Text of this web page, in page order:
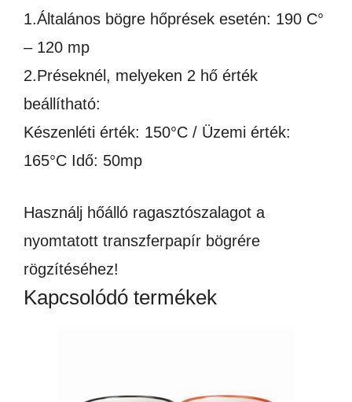
1.Általános bögre hőprések esetén: 190 C°
– 120 mp
2.Préseknél, melyeken 2 hő érték
beállítható:
Készenléti érték: 150°C / Üzemi érték:
165°C Idő: 50mp
Használj hőálló ragasztószalagot a
nyomtatott transzferpapír bögrére
rögzítéséhez!
Kapcsolódó termékek